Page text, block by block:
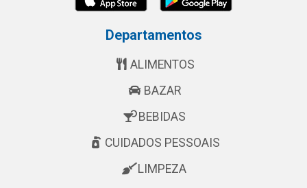
Departamentos
ALIMENTOS
BAZAR
BEBIDAS
CUIDADOS PESSOAIS
LIMPEZA